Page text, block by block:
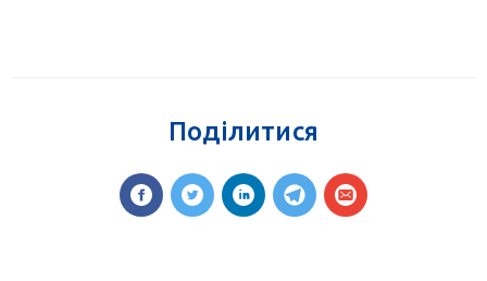
Поділитися